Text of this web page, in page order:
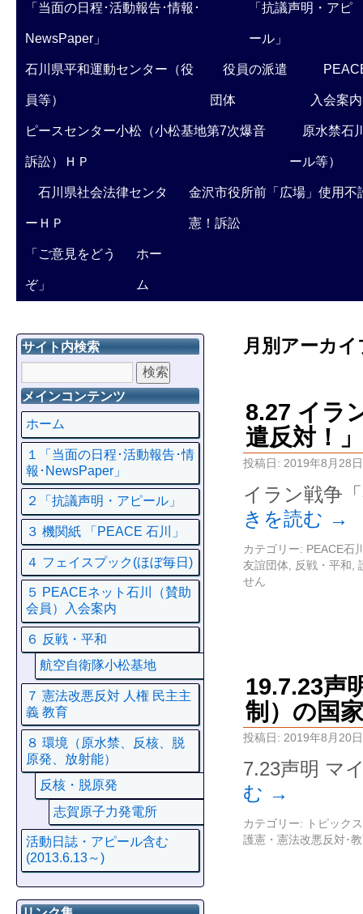
「当面の日程･活動報告･情報･
NewsPaper」
「抗議声明・アピ
ール」
石川県平和運動センター（役
員等）
役員の派遣
団体 入会案内
ピースセンター小松（小松基地第7次爆音
訴訟）ＨＰ
原水禁石
ール等）
石川県社会法律センタ
ーＨＰ
金沢市役所前「広場」使用不
憲！訴訟
「ご意見をどう
ぞ」
ホー
ム
月別アーカ
8.27 イラ
遣反対！
投稿日: 2019年8月28日
イラン戦争
きを読む →
カテゴリー: PEACE石
友誼団体
反戦・平和
せん
19.7.23声
制）の国
投稿日: 2019年8月20日
7.23声明 マ
む →
カテゴリー:
トピックス
護憲・憲法改悪反対･
サイト内検索
メインコンテンツ
ホーム
１「当面の日程･活動報告･情
報･NewsPaper」
２「抗議声明・アピール」
３ 機関紙 「PEACE 石川」
４ フェイスプック(ほぼ毎日)
５ PEACEネット石川（賛助
会員）入会案内
６ 反戦・平和
航空自衛隊小松基地
７ 憲法改悪反対 人権 民主主
義 教育
８ 環境（原水禁、反核、脱
原発、放射能）
反核・脱原発
志賀原子力発電所
活動日誌・アピール含む
(2013.6.13～)